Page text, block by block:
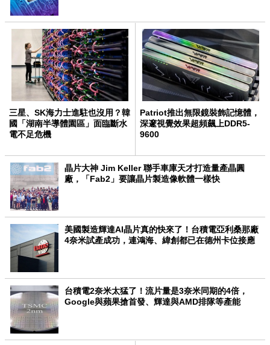
三星、SK海力士進駐也沒用？韓
國「湖南半導體園區」面臨斷水
電不足危機
Patriot推出無限鏡裝飾記憶體，
深邃視覺效果超頻飆上DDR5-
9600
晶片大神 Jim Keller 聯手車庫天才打造量產晶圓
廠，「Fab2」要讓晶片製造像軟體一樣快
美國製造輝達AI晶片真的快來了！台積電亞利桑那廠
4奈米試產成功，連鴻海、緯創都已在德州卡位接應
台積電2奈米太猛了！流片量是3奈米同期的4倍，
Google與蘋果搶首發、輝達與AMD排隊等產能